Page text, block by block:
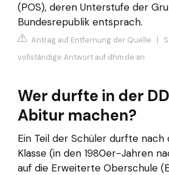
(POS), deren Unterstufe der
Bundesrepublik entsprach.
Antrag auf Entfernung der Quelle |
vollständige Antwort auf dhm.de an
Wer durfte in der
Abitur machen?
Ein Teil der Schüler durfte
Klasse (in den 1980er-Jahren
auf die Erweiterte Oberschule